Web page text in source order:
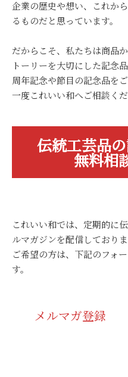
企業の歴史や想い、これか
るものだと思っています。
だからこそ、私たちは商品
トーリーを大切にした記念
周年記念や節目の記念品を
一度これいい和へご相談くだ
伝統工芸品
無料相
これいい和では、定期的に
ルマガジンを配信しておりま
ご希望の方は、下記のフォ
す。
メルマガ登録